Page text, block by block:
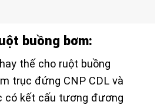
buồng bơm:
thế cho ruột buồng
trục đứng CNP CDL và
có kết cấu tương đương